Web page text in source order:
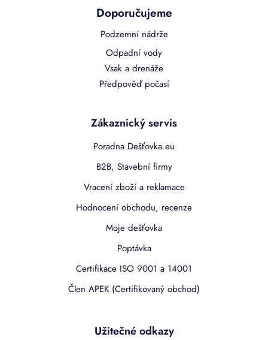
Doporučujeme
Podzemní nádrže
Odpadní vody
Vsak a drenáže
Předpověď počasí
Zákaznický servis
Poradna Dešťovka.eu
B2B, Stavební firmy
Vracení zboží a reklamace
Hodnocení obchodu, recenze
Moje dešťovka
Poptávka
Certifikace ISO 9001 a 14001
Člen APEK (Certifikovaný obchod)
Užitečné odkazy